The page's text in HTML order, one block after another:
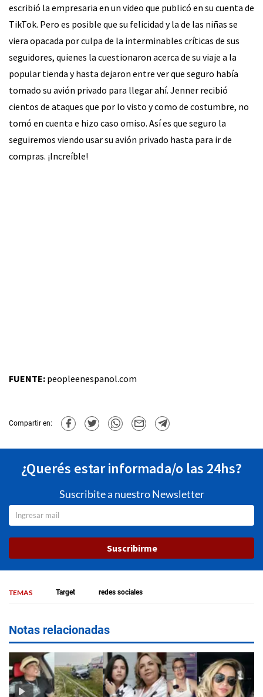
escribió la empresaria en un video que publicó en su cuenta de
TikTok. Pero es posible que su felicidad y la de las niñas se
viera opacada por culpa de la interminables críticas de sus
seguidores, quienes la cuestionaron acerca de su viaje a la
popular tienda y hasta dejaron entre ver que seguro había
tomado su avión privado para llegar ahí. Jenner recibió
cientos de ataques que por lo visto y como de costumbre, no
tomó en cuenta e hizo caso omiso. Así es que seguro la
seguiremos viendo usar su avión privado hasta para ir de
compras. ¡Increíble!
FUENTE: peopleenespanol.com
Compartir en:
¿Querés estar informada/o las 24hs?
Suscribite a nuestro Newsletter
Suscribirme
TEMAS Target redes sociales
Notas relacionadas